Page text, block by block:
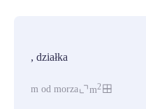
, działka
m od morza m2